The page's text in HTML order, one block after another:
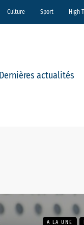
Culture Sport High
Dernières actualités
A LA UNE